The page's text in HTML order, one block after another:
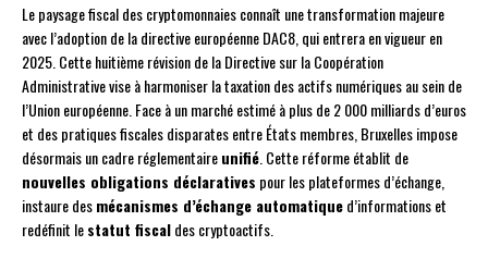
Le paysage fiscal des cryptomonnaies connaît une transformation majeure
avec l’adoption de la directive européenne DAC8, qui entrera en vigueur en
2025. Cette huitième révision de la Directive sur la Coopération
Administrative vise à harmoniser la taxation des actifs numériques au sein de
l’Union européenne. Face à un marché estimé à plus de 2 000 milliards d’euros
et des pratiques fiscales disparates entre États membres, Bruxelles impose
désormais un cadre réglementaireunifié . Cette réforme établit de
nouvelles obligations déclaratives pour les plateformes d’échange,
instaure desmécanismes d’échange automatiqued’informations et
redéfinit lestatut fiscaldes cryptoactifs.